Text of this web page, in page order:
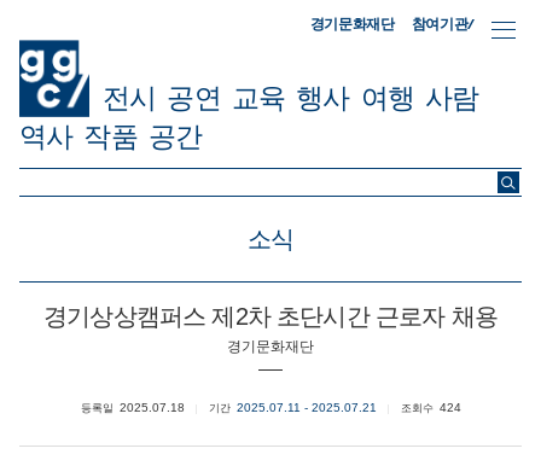
경기문화재단 참여기관/
전시 공연 교육 행사 여행 사람
역사 작품 공간
ggc/
소식
경기상상캠퍼스 제2차 초단시간 근로자 채용
경기문화재단
등록일 2025.07.18 기간 2025.07.11 - 2025.07.21 조회수 424